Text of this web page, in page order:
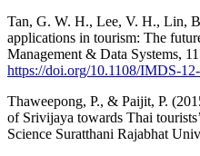
Tan, G. W. H., Lee, V. H., Lin,
applications in tourism: The
Management & Data Systems,
https://doi.org/10.1108/IMDS-
Thaweepong, P., & Paijit, P.
of Srivijaya towards Thai
Science Suratthani Rajabhat